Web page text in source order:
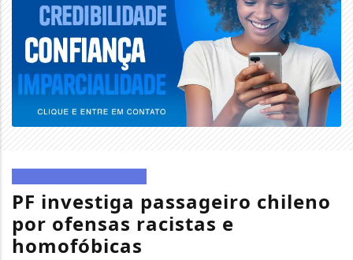
PF investiga passageiro chileno
por ofensas racistas e
homofóbicas